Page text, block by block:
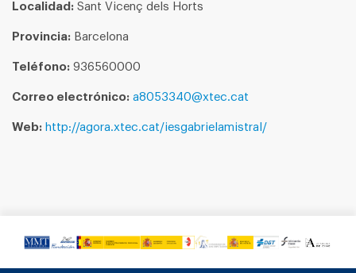
Localidad: Sant Vicenç dels Horts
Provincia: Barcelona
Teléfono: 936560000
Correo electrónico: a8053340@xtec.cat
Web: http://agora.xtec.cat/iesgabrielamistral/